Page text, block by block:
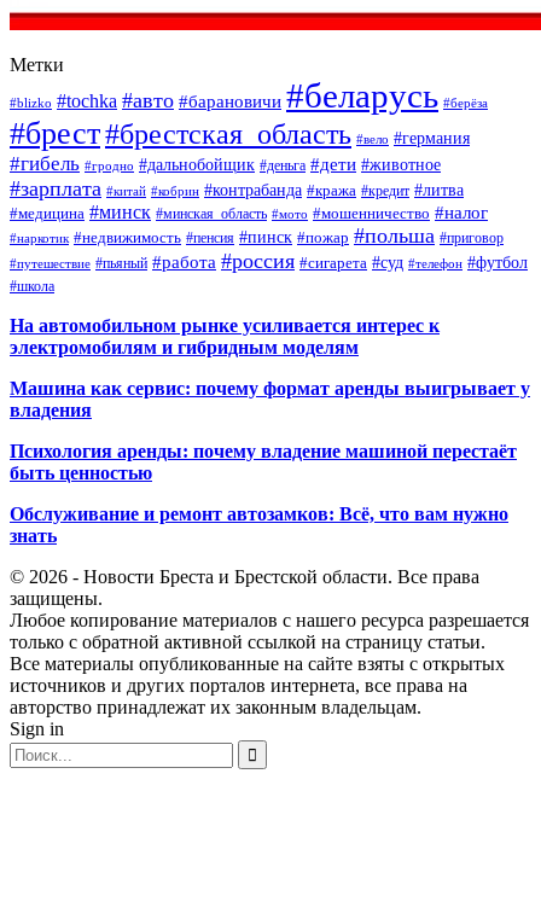
Метки
#blizko #tochka #авто #барановичи #беларусь #берёза
#брест#брестская_область #вело #германия
#гибель #гродно #дальнобойщик #деньга #дети #животное
#зарплата #китай #кобрин #контрабанда #кража #кредит #литва
#медицина #минск #минская_область #мото #мошенничество #налог
#наркотик #недвижимость #пенсия #пинск #пожар #польша #приговор
#путешествие #пьяный #работа #россия #сигарета #суд #телефон #футбол
#школа
На автомобильном рынке усиливается интерес к
электромобилям и гибридным моделям
Машина как сервис: почему формат аренды выигрывает у
владения
Психология аренды: почему владение машиной перестаёт
быть ценностью
Обслуживание и ремонт автозамков: Всё, что вам нужно
знать
© 2026 - Новости Бреста и Брестской области. Все права
защищены.
Любое копирование материалов с нашего ресурса разрешается
только с обратной активной ссылкой на страницу статьи.
Все материалы опубликованные на сайте взяты с открытых
источников и других порталов интернета, все права на
авторство принадлежат их законным владельцам.
Sign in